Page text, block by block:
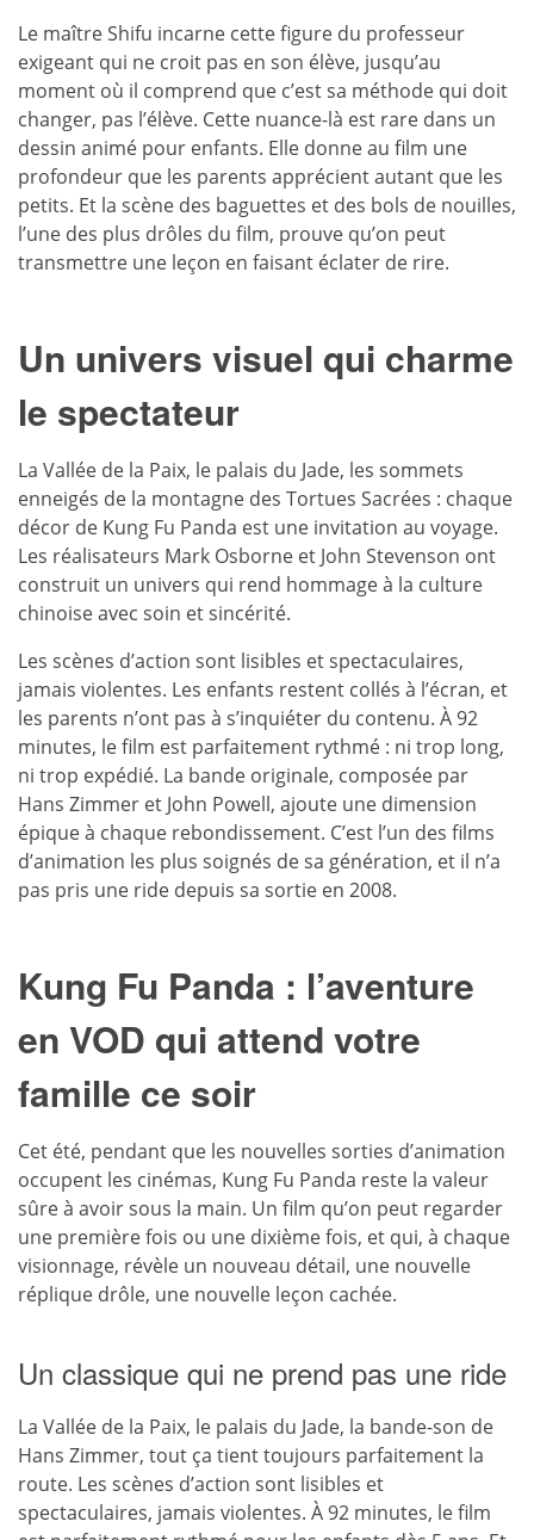
Le maître Shifu incarne cette figure du professeur
exigeant qui ne croit pas en son élève, jusqu’au
moment où il comprend que c’est sa méthode qui doit
changer, pas l’élève. Cette nuance-là est rare dans un
dessin animé pour enfants. Elle donne au film une
profondeur que les parents apprécient autant que les
petits. Et la scène des baguettes et des bols de nouilles,
l’une des plus drôles du film, prouve qu’on peut
transmettre une leçon en faisant éclater de rire.
Un univers visuel qui charme
le spectateur
La Vallée de la Paix, le palais du Jade, les sommets
enneigés de la montagne des Tortues Sacrées : chaque
décor de Kung Fu Panda est une invitation au voyage.
Les réalisateurs Mark Osborne et John Stevenson ont
construit un univers qui rend hommage à la culture
chinoise avec soin et sincérité.
Les scènes d’action sont lisibles et spectaculaires,
jamais violentes. Les enfants restent collés à l’écran, et
les parents n’ont pas à s’inquiéter du contenu. À 92
minutes, le film est parfaitement rythmé : ni trop long,
ni trop expédié. La bande originale, composée par
Hans Zimmer et John Powell, ajoute une dimension
épique à chaque rebondissement. C’est l’un des films
d’animation les plus soignés de sa génération, et il n’a
pas pris une ride depuis sa sortie en 2008.
Kung Fu Panda : l’aventure
en VOD qui attend votre
famille ce soir
Cet été, pendant que les nouvelles sorties d’animation
occupent les cinémas, Kung Fu Panda reste la valeur
sûre à avoir sous la main. Un film qu’on peut regarder
une première fois ou une dixième fois, et qui, à chaque
visionnage, révèle un nouveau détail, une nouvelle
réplique drôle, une nouvelle leçon cachée.
Un classique qui ne prend pas une ride
La Vallée de la Paix, le palais du Jade, la bande-son de
Hans Zimmer, tout ça tient toujours parfaitement la
route. Les scènes d’action sont lisibles et
spectaculaires, jamais violentes. À 92 minutes, le film